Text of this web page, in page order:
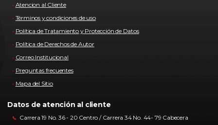
Atencion al Cliente
Términos y condiciones de uso
Política de Tratamiento y Protección de Datos
Política de Derechos de Autor
Correo Institucional
Preguntas frecuentes
Mapa del Sitio
Datos de atención al cliente
Carrera 19 No. 36 - 20 Centro / Carrera 34 No. 44- 79 Cabecera